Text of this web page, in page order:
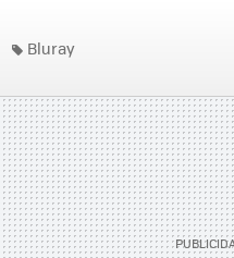
Bluray